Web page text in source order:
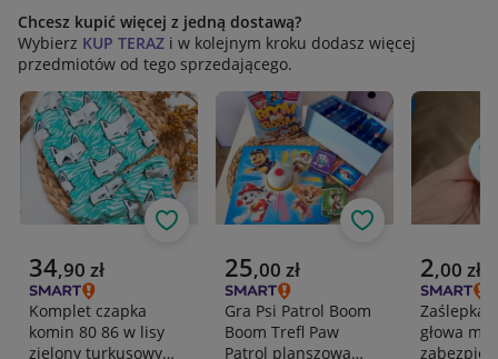
Chcesz kupić więcej z jedną dostawą?
Wybierz KUP TERAZ i w kolejnym kroku dodasz więcej
przedmiotów od tego sprzedającego.
Aktualna cena
34,90 zł
Komplet czapka
komin 80 86 w lisy
zielony turkusowy
Obserwuj
Aktualna cena
25,00 zł
Gra Psi Patrol Boom
Boom Trefl Paw
Patrol planszowa
Obserwuj
Aktualna
2,00 zł
Zaślepka
głowa